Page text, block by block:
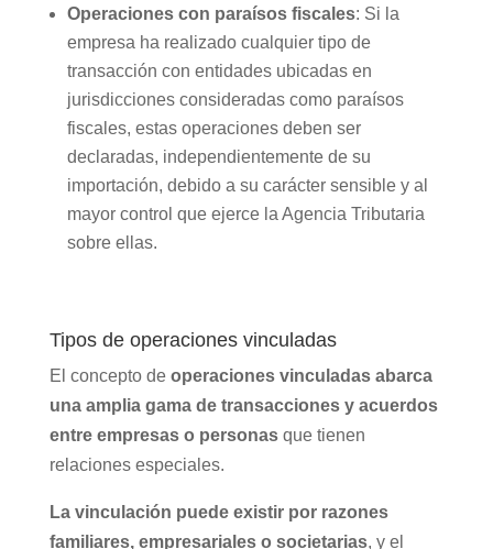
Operaciones con paraísos fiscales: Si la
empresa ha realizado cualquier tipo de
transacción con entidades ubicadas en
jurisdicciones consideradas como paraísos
fiscales, estas operaciones deben ser
declaradas, independientemente de su
importación, debido a su carácter sensible y al
mayor control que ejerce la Agencia Tributaria
sobre ellas.
Tipos de operaciones vinculadas
El concepto de operaciones vinculadas abarca
una amplia gama de transacciones y acuerdos
entre empresas o personasque tienen
relaciones especiales.
La vinculación puede existir por razones
familiares, empresariales o societarias, y el